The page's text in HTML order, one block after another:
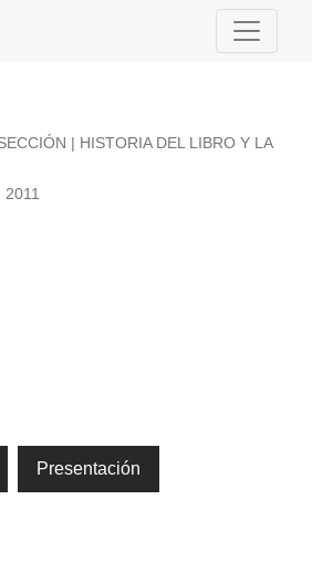
| HISTORIA DEL LIBRO Y LA
2011
Presentación